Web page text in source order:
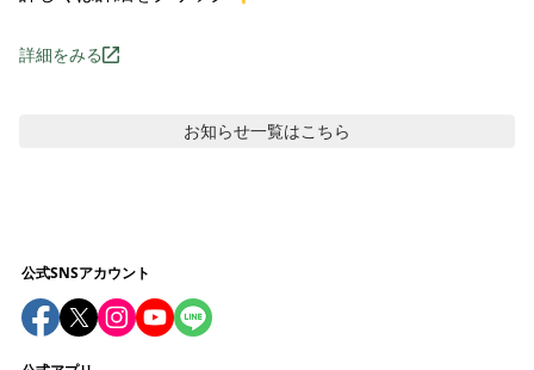
詳細をみる
お知らせ一覧はこちら
公式SNSアカウント